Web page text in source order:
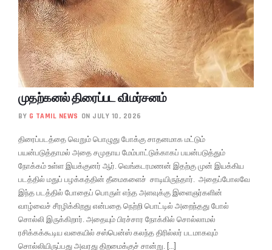
முதற்கனல் திரைப்பட விமர்சனம்
BY G TAMIL NEWS ON JULY 10, 2026
திரைப்படத்தை வெறும் பொழுது போக்கு சாதனமாக மட்டும்
பயன்படுத்தாமல் அதை சமுதாய மேம்பாட்டுக்காகப் பயன்படுத்தும்
நோக்கம் உள்ள இயக்குனர் ஆர். வெங்கடரமணன் இதற்கு முன் இயக்கிய
படத்தில் மதுப் பழக்கத்தின் தீமைகளைச் சாடியிருந்தார். அதைப்போலவே
இந்த படத்தில் போதைப் பொருள் எந்த அளவுக்கு இளைஞர்களின்
வாழ்வைச் சீரழிக்கிறது என்பதை நெற்றி பொட்டில் அறைந்தது போல்
சொல்லி இருக்கிறார். அதையும் பிரச்சார நோக்கில் சொல்லாமல்
ரசிக்கக்கூடிய வகையில் சஸ்பென்ஸ் கலந்த திரில்லர் படமாகவும்
சொல்லியிருப்பது அவரது திறமைக்குச் சான்று. […]